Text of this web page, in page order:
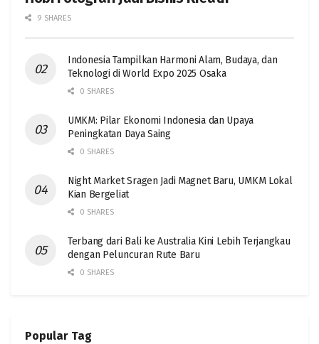
9 SHARES
Indonesia Tampilkan Harmoni Alam, Budaya, dan
Teknologi di World Expo 2025 Osaka
0 SHARES
UMKM: Pilar Ekonomi Indonesia dan Upaya
Peningkatan Daya Saing
0 SHARES
Night Market Sragen Jadi Magnet Baru, UMKM Lokal
Kian Bergeliat
0 SHARES
Terbang dari Bali ke Australia Kini Lebih Terjangkau
dengan Peluncuran Rute Baru
0 SHARES
Popular Tag